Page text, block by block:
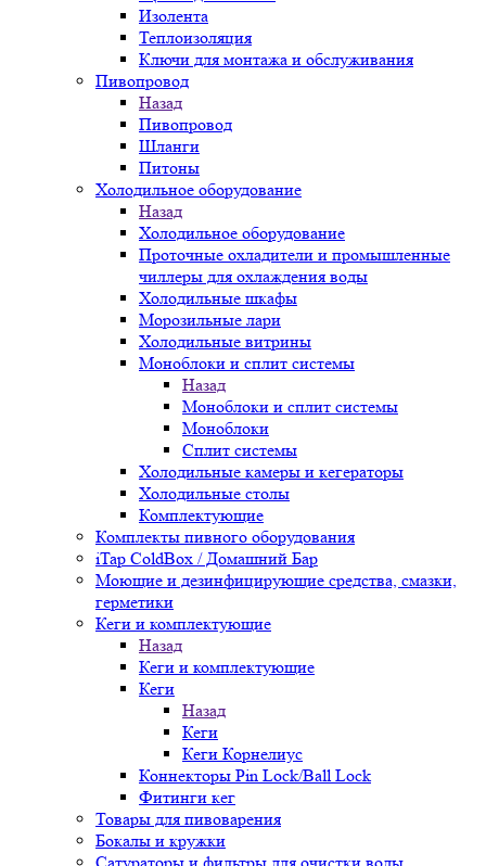
Изолента
Теплоизоляция
Ключи для монтажа и обслуживания
Пивопровод
Назад
Пивопровод
Шланги
Питоны
Холодильное оборудование
Назад
Холодильное оборудование
Проточные охладители и промышленные
чиллеры для охлаждения воды
Холодильные шкафы
Морозильные лари
Холодильные витрины
Моноблоки и сплит системы
Назад
Моноблоки и сплит системы
Моноблоки
Сплит системы
Холодильные камеры и кегераторы
Холодильные столы
Комплектующие
Комплекты пивного оборудования
iTap ColdBox / Домашний Бар
Моющие и дезинфицирующие средства, смазки,
герметики
Кеги и комплектующие
Назад
Кеги и комплектующие
Кеги
Назад
Кеги
Кеги Корнелиус
Коннекторы Pin Lock/Ball Lock
Фитинги кег
Товары для пивоварения
Бокалы и кружки